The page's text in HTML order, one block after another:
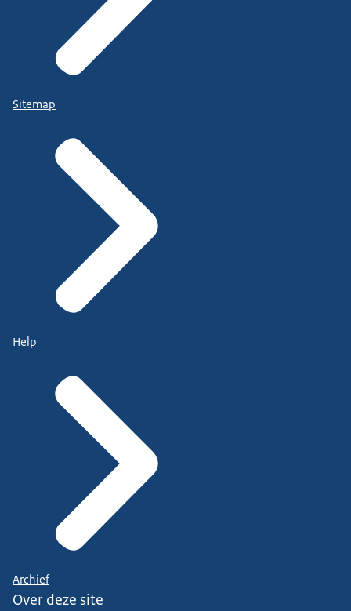
Sitemap
Help
Archief
Over deze site